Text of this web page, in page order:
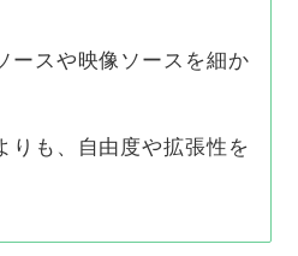
ースや映像ソースを細か
りも、自由度や拡張性を